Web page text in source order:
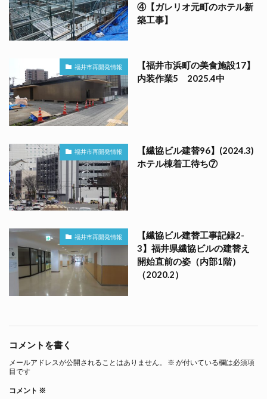
④【ガレリオ元町のホテル新
築工事】
福井市再開発情報
【福井市浜町の美食施設17】
内装作業5 2025.4中
福井市再開発情報
【繊協ビル建替96】(2024.3)
ホテル棟着工待ち⑦
福井市再開発情報
【繊協ビル建替工事記録2-
3】福井県繊協ビルの建替え
開始直前の姿（内部1階）
（2020.2）
コメントを書く
メールアドレスが公開されることはありません。 ※ が付いている欄は必須項
目です
コメント ※